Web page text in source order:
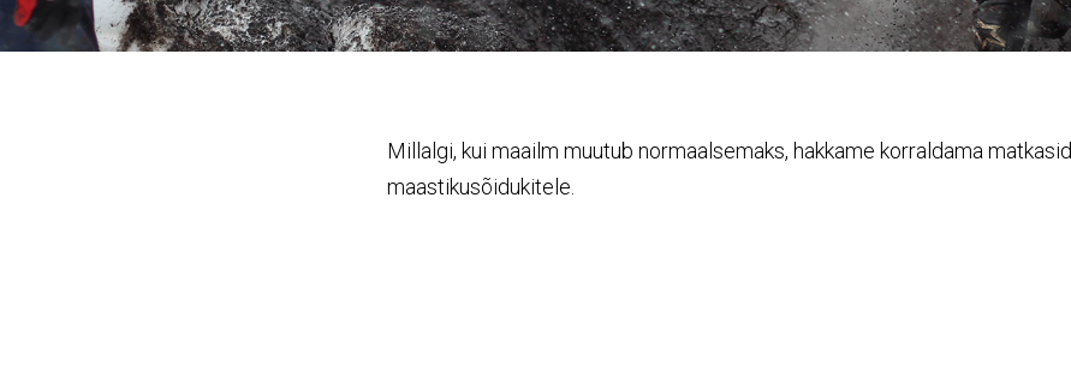
Millalgi, kui maailm muutub normaalsemaks, hakkame korraldama matkasid
maastikusõidukitele.